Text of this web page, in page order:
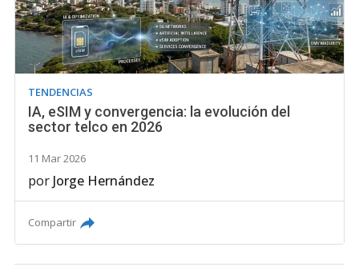
TENDENCIAS
IA, eSIM y convergencia: la evolución del
sector telco en 2026
11 Mar 2026
por Jorge Hernández
Compartir